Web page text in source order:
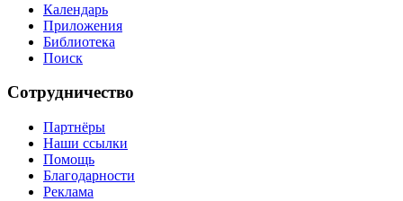
Календарь
Приложения
Библиотека
Поиск
Сотрудничество
Партнёры
Наши ссылки
Помощь
Благодарности
Реклама